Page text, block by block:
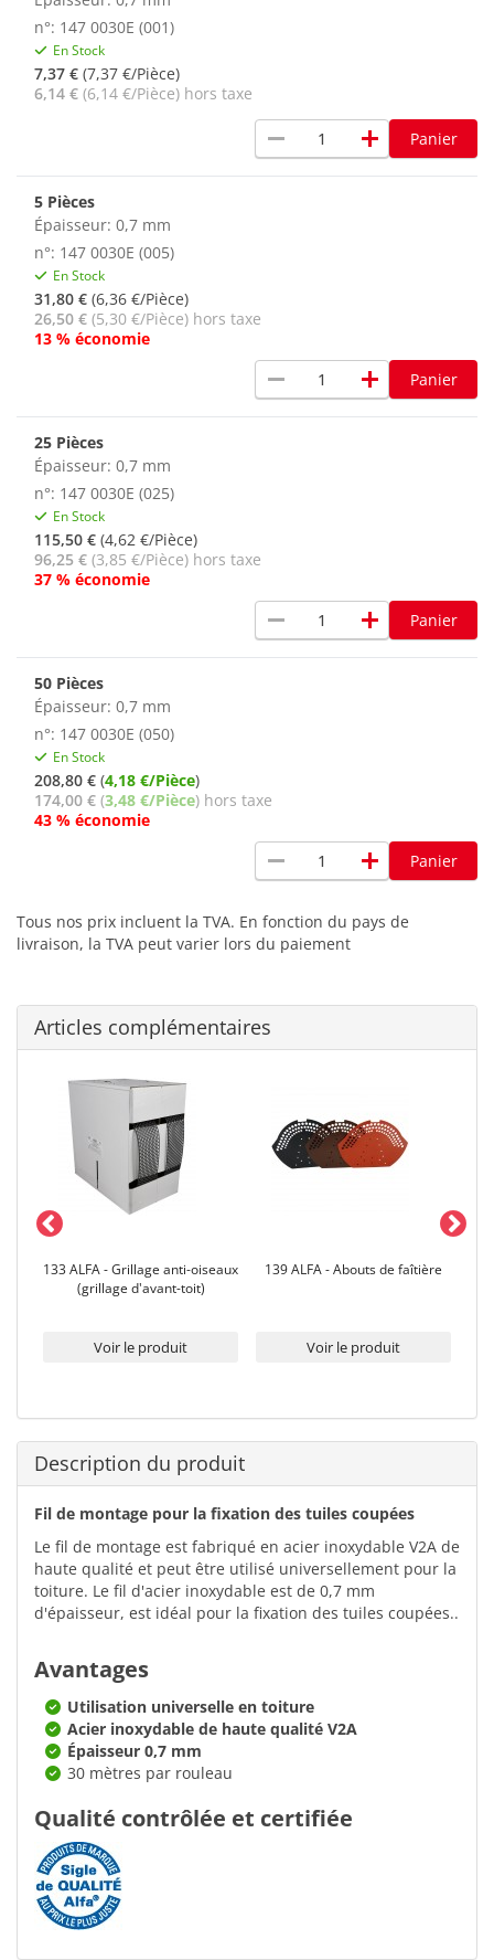
n°: 147 0030E (001)
En Stock
7,37 € (7,37 €/Pièce)
6,14 € (6,14 €/Pièce) hors taxe
remove add Panier
5 Pièces
Épaisseur: 0,7 mm
n°: 147 0030E (005)
En Stock
31,80 € (6,36 €/Pièce)
26,50 € (5,30 €/Pièce) hors taxe
13 % économie
remove add Panier
25 Pièces
Épaisseur: 0,7 mm
n°: 147 0030E (025)
En Stock
115,50 € (4,62 €/Pièce)
96,25 € (3,85 €/Pièce) hors taxe
37 % économie
remove add Panier
50 Pièces
Épaisseur: 0,7 mm
n°: 147 0030E (050)
En Stock
208,80 € (4,18 €/Pièce)
174,00 € (3,48 €/Pièce) hors taxe
43 % économie
remove add Panier
Tous nos prix incluent la TVA. En fonction du pays de
livraison, la TVA peut varier lors du paiement
Articles complémentaires
133 ALFA - Grillage anti-oiseaux
(grillage d'avant-toit)
Voir le produit
139 ALFA - Abouts de faîtière
Voir le produit
Description du produit
Fil de montage pour la fixation des tuiles coupées
Le fil de montage est fabriqué en acier inoxydable V2A de
haute qualité et peut être utilisé universellement pour la
toiture. Le fil d'acier inoxydable est de 0,7 mm
d'épaisseur, est idéal pour la fixation des tuiles coupées..
Avantages
Utilisation universelle en toiture
Acier inoxydable de haute qualité V2A
Épaisseur 0,7 mm
30 mètres par rouleau
Qualité contrôlée et certifiée